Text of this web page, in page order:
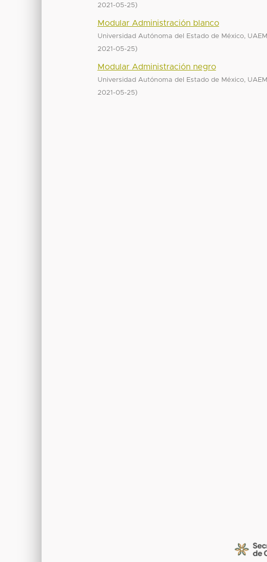
2021-05-25)
Modular Administración blanco
Universidad Autónoma del Estado de México, UAEM
2021-05-25)
Modular Administración negro
Universidad Autónoma del Estado de México, UAEM
2021-05-25)